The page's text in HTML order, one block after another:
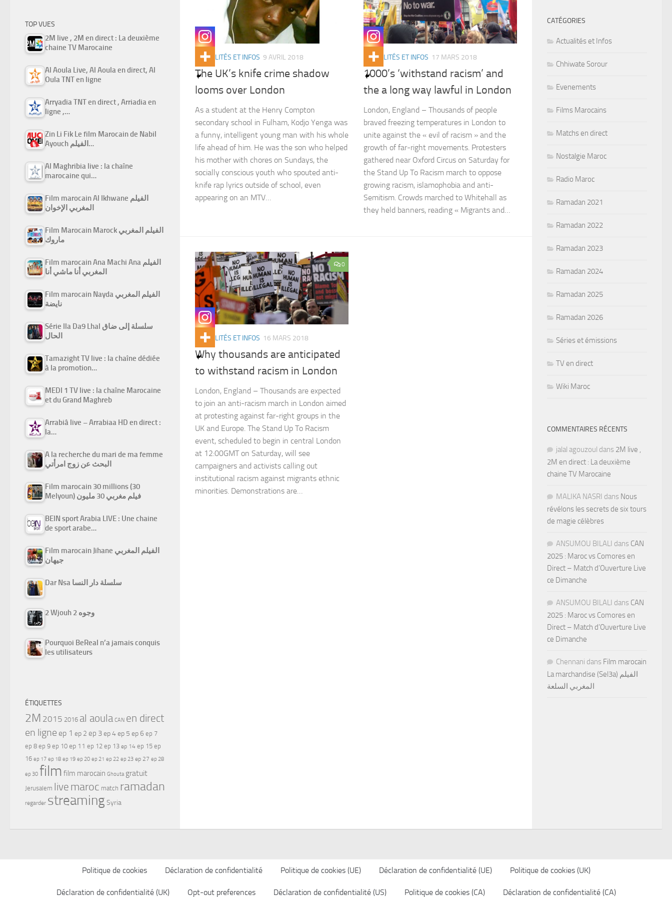
ACTUALITÉS ET INFOS 9 AVRIL 2018
The UK’s knife crime shadow
looms over London
As a student at the Henry Compton
secondary school in Fulham, Kodjo Yenga was
a funny, intelligent young man with his whole
life ahead of him. He was the son who helped
his mother with chores on Sundays, the
socially conscious youth who spouted anti-
knife rap lyrics outside of school, even
appearing on an MTV…
ACTUALITÉS ET INFOS 17 MARS 2018
1000’s ‘withstand racism’ and
the a long way lawful in London
London, England – Thousands of people
braved freezing temperatures in London to
unite against the « evil of racism » and the
growth of far-right movements. Protesters
gathered near Oxford Circus on Saturday for
the Stand Up To Racism march to oppose
growing racism, islamophobia and anti-
Semitism. Crowds marched to Whitehall as
they held banners, reading « Migrants and…
0
ACTUALITÉS ET INFOS 16 MARS 2018
Why thousands are anticipated
to withstand racism in London
London, England – Thousands are expected
to join an anti-racism march in London aimed
at protesting against far-right groups in the
UK and Europe. The Stand Up To Racism
event, scheduled to begin in central London
at 12:00GMT on Saturday, will see
campaigners and activists calling out
institutional racism against migrants ethnic
minorities. Demonstrations are…
TOP VUES
2M live , 2M en direct : La deuxième
chaine TV Marocaine
Al Aoula Live, Al Aoula en direct, Al
Oula TNT en ligne
Arryadia TNT en direct , Arriadia en
ligne ,…
Zin Li Fik Le film Marocain de Nabil
Ayouch الفيلم…
Al Maghribia live : la chaîne
marocaine qui…
Film marocain Al Ikhwane الفيلم
المغربي الإخوان
Film Marocain Marock الفيلم المغربي
ماروك
Film marocain Ana Machi Ana الفيلم
المغربي أنا ماشي أنا
Film marocain Nayda الفيلم المغربي
نايضة
Série Ila Da9 Lhal سلسلة إلى ضاق
الحال
Tamazight TV live : la chaîne dédiée
à la promotion…
MEDI 1 TV live : la chaîne Marocaine
et du Grand Maghreb
Arrabiâ live – Arrabiaa HD en direct :
la…
A la recherche du mari de ma femme
البحث عن زوج امرأتي
Film marocain 30 millions (30
Melyoun) فيلم مغربي 30 مليون
BEIN sport Arabia LIVE : Une chaine
de sport arabe…
Film marocain Jihane الفيلم المغربي
جيهان
Dar Nsa سلسلة دار النسا
2 Wjouh 2 وجوه
Pourquoi BeReal n’a jamais conquis
les utilisateurs
ÉTIQUETTES
2M 2015 2016 al aoula CAN en direct
en ligne ep 1 ep 2 ep 3ep 4ep 5 ep 6 ep 7
ep 8 ep 9 ep 10 ep 11 ep 12 ep 13 ep 14 ep 15 ep
16 ep 17 ep 18 ep 19 ep 20 ep 21 ep 22 ep 23 ep 27 ep 28
ep 30 film film marocain Ghouta gratuit
Jerusalem live maroc match ramadan
regarder streamingSyria
CATÉGORIES
Actualités et Infos
Chhiwate Sorour
Evenements
Films Marocains
Matchs en direct
Nostalgie Maroc
Radio Maroc
Ramadan 2021
Ramadan 2022
Ramadan 2023
Ramadan 2024
Ramadan 2025
Ramadan 2026
Séries et émissions
TV en direct
Wiki Maroc
COMMENTAIRES RÉCENTS
jalal agouzoul dans 2M live ,
2M en direct : La deuxième
chaine TV Marocaine
MALIKA NASRI dans Nous
révélons les secrets de six tours
de magie célèbres
ANSUMOU BILALI dans CAN
2025 : Maroc vs Comores en
Direct – Match d’Ouverture Live
ce Dimanche
ANSUMOU BILALI dans CAN
2025 : Maroc vs Comores en
Direct – Match d’Ouverture Live
ce Dimanche
Chennani dans Film marocain
La marchandise (Sel3a) الفيلم
المغربي السلعة
Politique de cookies Déclaration de confidentialité Politique de cookies (UE) Déclaration de confidentialité (UE) Politique de cookies (UK)
Déclaration de confidentialité (UK) Opt-out preferences Déclaration de confidentialité (US) Politique de cookies (CA) Déclaration de confidentialité (CA)